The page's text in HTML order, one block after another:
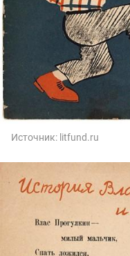
Источник: litfund.ru